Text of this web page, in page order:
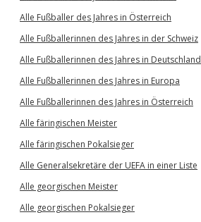
Alle Fußballer des Jahres in Österreich
Alle Fußballerinnen des Jahres in der Schweiz
Alle Fußballerinnen des Jahres in Deutschland
Alle Fußballerinnen des Jahres in Europa
Alle Fußballerinnen des Jahres in Österreich
Alle färingischen Meister
Alle färingischen Pokalsieger
Alle Generalsekretäre der UEFA in einer Liste
Alle georgischen Meister
Alle georgischen Pokalsieger